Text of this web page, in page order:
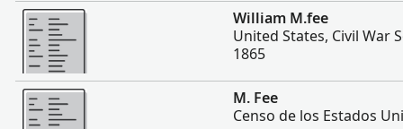
Más
William M.fee
United States, Civil War
1865
Más
M. Fee
Censo de los Estados